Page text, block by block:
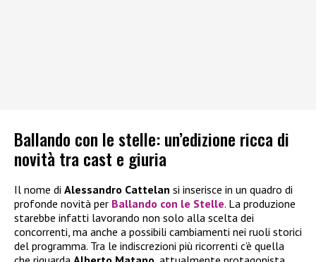
Ballando con le stelle: un’edizione ricca di
novità tra cast e giuria
Il nome di Alessandro Cattelan si inserisce in un quadro di
profonde novità per Ballando con le Stelle. La produzione
starebbe infatti lavorando non solo alla scelta dei
concorrenti, ma anche a possibili cambiamenti nei ruoli storici
del programma. Tra le indiscrezioni più ricorrenti c’è quella